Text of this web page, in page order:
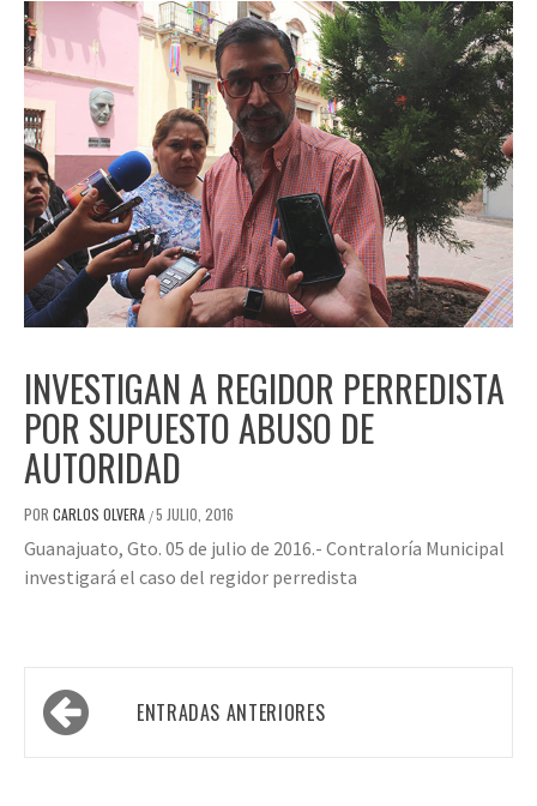
INVESTIGAN A REGIDOR PERREDISTA
POR SUPUESTO ABUSO DE
AUTORIDAD
POR CARLOS OLVERA /5 JULIO, 2016
Guanajuato, Gto. 05 de julio de 2016.- Contraloría Municipal
investigará el caso del regidor perredista
Navegación
de ENTRADAS ANTERIORES